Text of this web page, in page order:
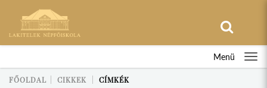
Menü
FŐOLDAL CIKKEK CÍMKÉK